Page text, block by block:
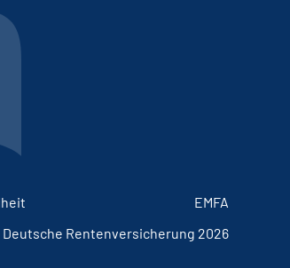
EMFA
Rentenversicherung 2026